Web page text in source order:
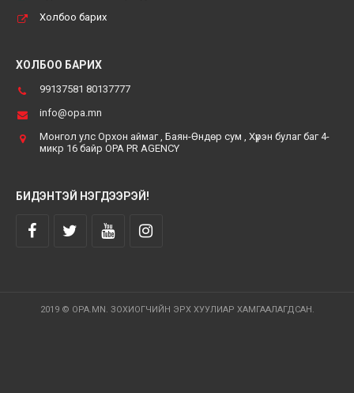
Холбоо барих
ХОЛБОО БАРИХ
99137581 80137777
info@opa.mn
Монгол улс Орхон аймаг , Баян-Өндөр сум , Хүрэн булаг баг 4-
микр 16 байр OPA PR AGENCY
БИДЭНТЭЙ НЭГДЭЭРЭЙ!
2019 © OPA.MN. ЗОХИОГЧИЙН ЭРХ ХУУЛИАР ХАМГААЛАГДСАН.